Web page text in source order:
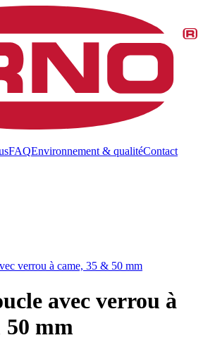
FAQEnvironnement & qualitéContact
verrou à came, 35 & 50 mm
avec verrou à
50 mm